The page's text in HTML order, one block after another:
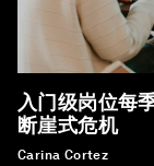
入门级岗位每
断崖式危机
Carina Cortez